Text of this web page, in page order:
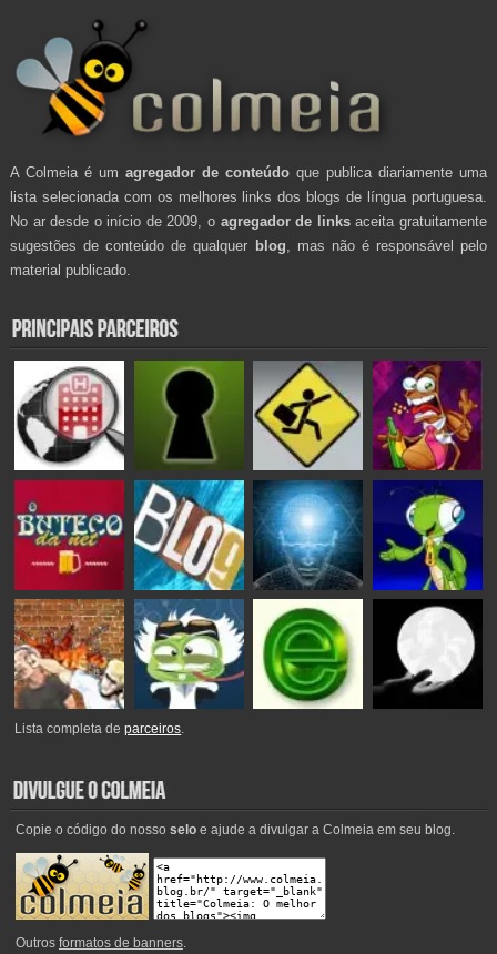
A Colmeia é um agregador de conteúdo que publica diariamente uma
lista selecionada com os melhores links dos blogs de língua portuguesa.
No ar desde o início de 2009, o agregador de linksaceita gratuitamente
sugestões de conteúdo de qualquer blog , mas não é responsável pelo
material publicado.
Lista completa deparceiros.
Copie o código do nosso seloe ajude a divulgar a Colmeia em seu blog.
Outros formatos de banners.